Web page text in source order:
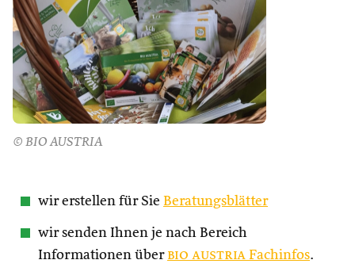
© BIO AUSTRIA
wir erstellen für Sie Beratungsblätter
wir senden Ihnen je nach Bereich
Informationen über bio austria Fachinfos.